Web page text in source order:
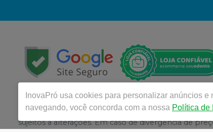
Copyright © 2025 | Todos os direitos reservados |
R. Amadeu Vives, 250 - Jardim Sao Ricardo, São
sujeitos a alterações. Em caso de divergência de
InovaPró usa cookies para personalizar anúncios
navegando, você concorda com a nossa Política de